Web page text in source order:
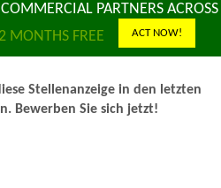
PARTNERS ACROSS
MONTHS FREE ACT NOW!
Stellenanzeige in den letzten
Bewerben Sie sich jetzt!